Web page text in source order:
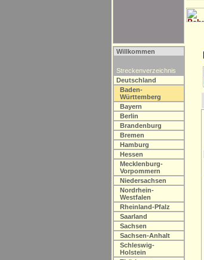
Willkommen
Streckenverzeichnis
Deutschland
Baden-
Württemberg
Bayern
Berlin
Brandenburg
Bremen
Hamburg
Hessen
Mecklenburg-
Vorpommern
Niedersachsen
Nordrhein-
Westfalen
Rheinland-Pfalz
Saarland
Sachsen
Sachsen-Anhalt
Schleswig-
Holstein